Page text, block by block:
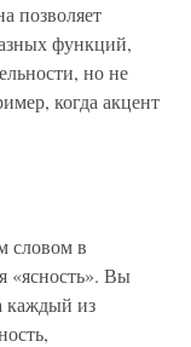
позволяет
функций,
но не
когда акцент
словом в
«ясность». Вы
каждый из